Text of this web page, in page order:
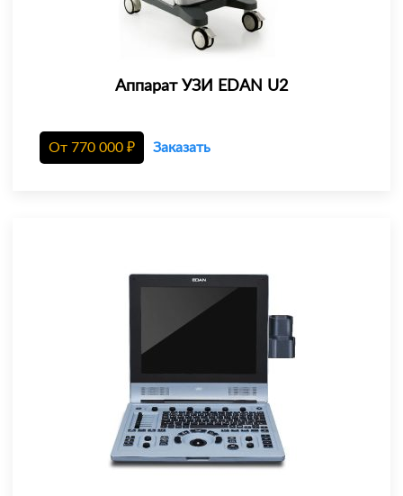
Аппарат УЗИ EDAN U2
От 770 000 ₽ Заказать